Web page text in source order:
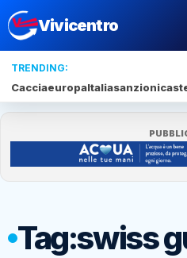
Vivicentro
TRENDING:
CacciaeuropaItaliasanzioni
Tag:swiss